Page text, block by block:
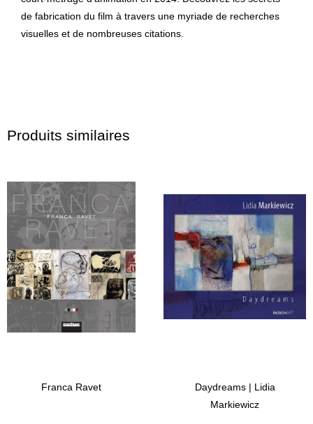
de fabrication du film à travers une myriade de recherches
visuelles et de nombreuses citations.
Produits similaires
Franca Ravet
Daydreams | Lidia
Markiewicz